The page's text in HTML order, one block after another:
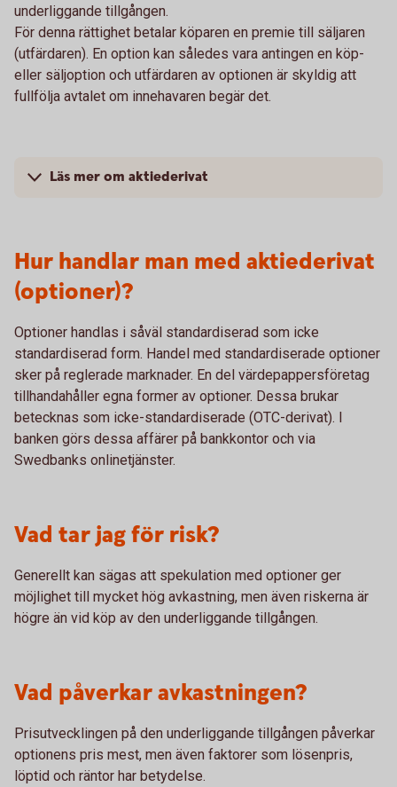
underliggande tillgången.
För denna rättighet betalar köparen en premie till säljaren
(utfärdaren). En option kan således vara antingen en köp-
eller säljoption och utfärdaren av optionen är skyldig att
fullfölja avtalet om innehavaren begär det.
Läs mer om aktiederivat
Hur handlar man med aktiederivat
(optioner)?
Optioner handlas i såväl standardiserad som icke
standardiserad form. Handel med standardiserade optioner
sker på reglerade marknader. En del värdepappersföretag
tillhandahåller egna former av optioner. Dessa brukar
betecknas som icke-standardiserade (OTC-derivat). I
banken görs dessa affärer på bankkontor och via
Swedbanks onlinetjänster.
Vad tar jag för risk?
Generellt kan sägas att spekulation med optioner ger
möjlighet till mycket hög avkastning, men även riskerna är
högre än vid köp av den underliggande tillgången.
Vad påverkar avkastningen?
Prisutvecklingen på den underliggande tillgången påverkar
optionens pris mest, men även faktorer som lösenpris,
löptid och räntor har betydelse.